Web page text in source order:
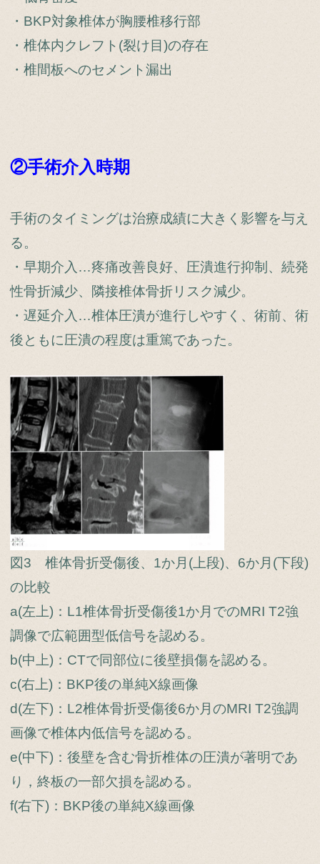
・BKP対象椎体が胸腰椎移行部
・椎体内クレフト(裂け目)の存在
・椎間板へのセメント漏出
②手術介入時期
手術のタイミングは治療成績に大きく影響を与え
る。
・早期介入…疼痛改善良好、圧潰進行抑制、続発
性骨折減少、隣接椎体骨折リスク減少。
・遅延介入…椎体圧潰が進行しやすく、術前、術
後ともに圧潰の程度は重篤であった。
図3 椎体骨折受傷後、1か月(上段)、6か月(下段)
の比較
a(左上)：L1椎体骨折受傷後1か月でのMRI T2強
調像で広範囲型低信号を認める。
b(中上)：CTで同部位に後壁損傷を認める。
c(右上)：BKP後の単純X線画像
d(左下)：L2椎体骨折受傷後6か月のMRI T2強調
画像で椎体内低信号を認める。
e(中下)：後壁を含む骨折椎体の圧潰が著明であ
り，終板の一部欠損を認める。
f(右下)：BKP後の単純X線画像